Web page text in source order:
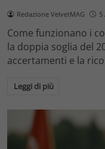
Redazione VelvetMAG 5
Come funzionano i
la doppia soglia del
accertamenti e la
Leggi di più